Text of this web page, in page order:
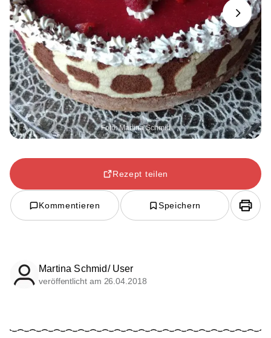
Foto: Martina Schmid
Next
Rezept teilen
Kommentieren Speichern
Martina Schmid/ User
veröffentlicht am 26.04.2018